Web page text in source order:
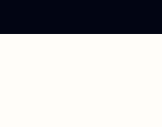
de Paris